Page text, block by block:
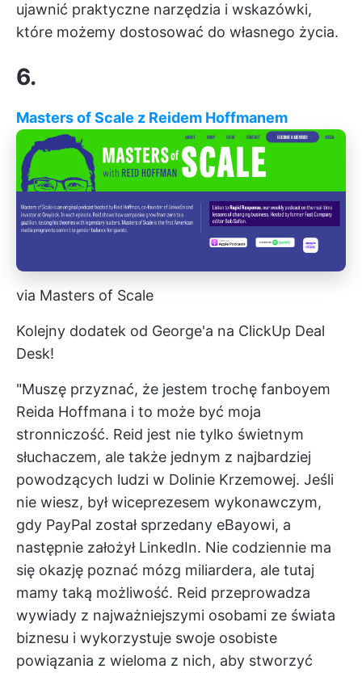
ujawnić praktyczne narzędzia i wskazówki,
które możemy dostosować do własnego życia.
6.
Masters of Scale z Reidem Hoffmanem
via Masters of Scale
Kolejny dodatek od George'a na ClickUp Deal
Desk!
"Muszę przyznać, że jestem trochę fanboyem
Reida Hoffmana i to może być moja
stronniczość. Reid jest nie tylko świetnym
słuchaczem, ale także jednym z najbardziej
powodzących ludzi w Dolinie Krzemowej. Jeśli
nie wiesz, był wiceprezesem wykonawczym,
gdy PayPal został sprzedany eBayowi, a
następnie założył LinkedIn. Nie codziennie ma
się okazję poznać mózg miliardera, ale tutaj
mamy taką możliwość. Reid przeprowadza
wywiady z najważniejszymi osobami ze świata
biznesu i wykorzystuje swoje osobiste
powiązania z wieloma z nich, aby stworzyć